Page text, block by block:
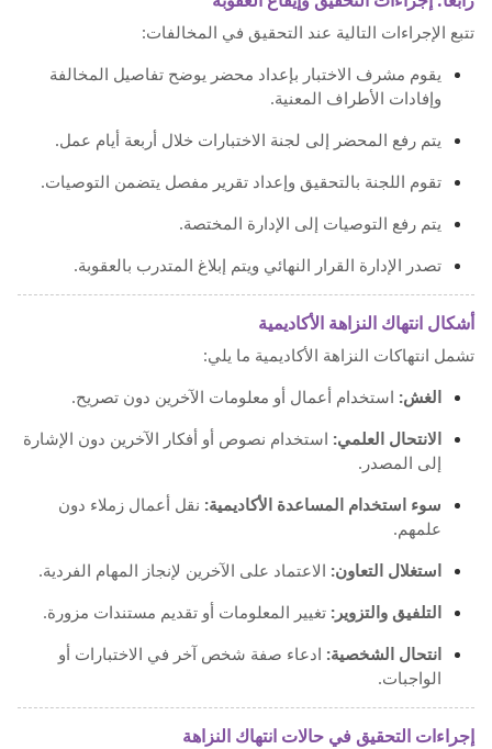
تتبع الإجراءات التالية عند التحقيق في المخالفات:
يقوم مشرف الاختبار بإعداد محضر يوضح تفاصيل المخالفة
وإفادات الأطراف المعنية.
يتم رفع المحضر إلى لجنة الاختبارات خلال أربعة أيام عمل.
تقوم اللجنة بالتحقيق وإعداد تقرير مفصل يتضمن التوصيات.
يتم رفع التوصيات إلى الإدارة المختصة.
تصدر الإدارة القرار النهائي ويتم إبلاغ المتدرب بالعقوبة.
أشكال انتهاك النزاهة الأكاديمية
تشمل انتهاكات النزاهة الأكاديمية ما يلي:
الغش: استخدام أعمال أو معلومات الآخرين دون تصريح.
الانتحال العلمي: استخدام نصوص أو أفكار الآخرين دون الإشارة
إلى المصدر.
سوء استخدام المساعدة الأكاديمية: نقل أعمال زملاء دون
علمهم.
استغلال التعاون: الاعتماد على الآخرين لإنجاز المهام الفردية.
التلفيق والتزوير: تغيير المعلومات أو تقديم مستندات مزورة.
انتحال الشخصية: ادعاء صفة شخص آخر في الاختبارات أو
الواجبات.
إجراءات التحقيق في حالات انتهاك النزاهة